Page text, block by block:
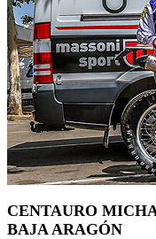
CENTAURO
BAJA ARAGÓN